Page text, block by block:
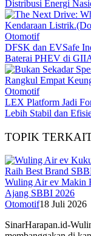
Distribusi Energi
Otomotif
DFSK dan EVSafe
Baterai PHEV di
Otomotif
LEX Platform Jadi
Lebih Stabil dan
TOPIK
Wuling Air ev Makin
Ajang SBBI 2026
Otomotif18 Juli 2026
SinarHarapan.id-